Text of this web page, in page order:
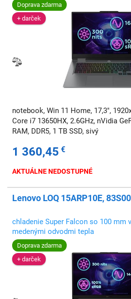
Doprava zdarma
+ darček
notebook, Win 11 Home, 17,3",
Core i7 13650HX, 2.6GHz, nVidia
RAM, DDR5, 1 TB SSD, sivý
1 360,45 €
AKTUÁLNE NEDOSTUPNÉ
Lenovo LOQ 15ARP10E,
chladenie Super Falcon so 100 mm
medenými odvodmi tepla
Doprava zdarma
+ darček